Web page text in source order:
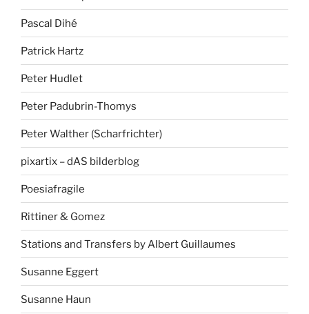
Pascal Dihé
Patrick Hartz
Peter Hudlet
Peter Padubrin-Thomys
Peter Walther (Scharfrichter)
pixartix – dAS bilderblog
Poesiafragile
Rittiner & Gomez
Stations and Transfers by Albert Guillaumes
Susanne Eggert
Susanne Haun